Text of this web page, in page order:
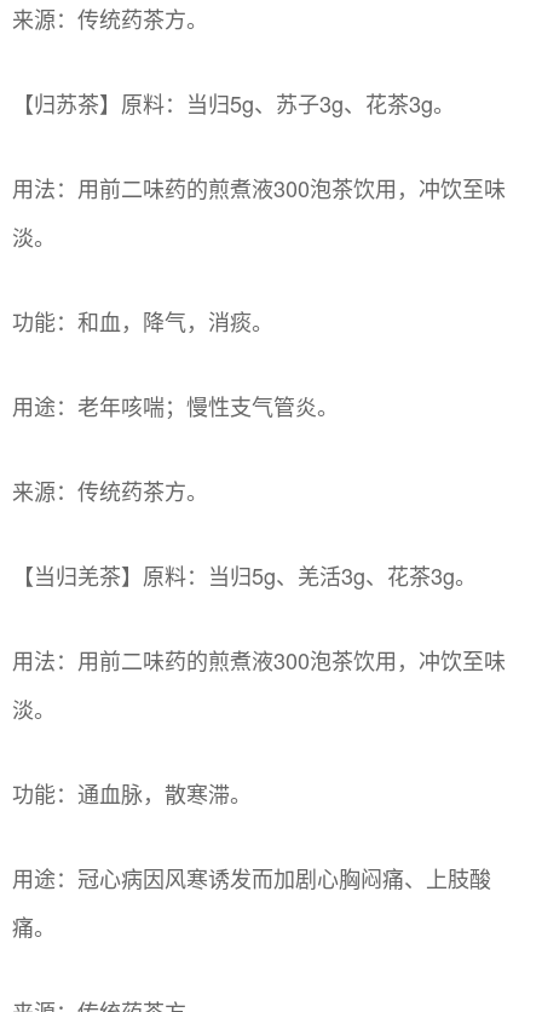
来源：传统药茶方。
【归苏茶】原料：当归5g、苏子3g、花茶3g。
用法：用前二味药的煎煮液300泡茶饮用，冲饮至味
淡。
功能：和血，降气，消痰。
用途：老年咳喘；慢性支气管炎。
来源：传统药茶方。
【当归羌茶】原料：当归5g、羌活3g、花茶3g。
用法：用前二味药的煎煮液300泡茶饮用，冲饮至味
淡。
功能：通血脉，散寒滞。
用途：冠心病因风寒诱发而加剧心胸闷痛、上肢酸
痛。